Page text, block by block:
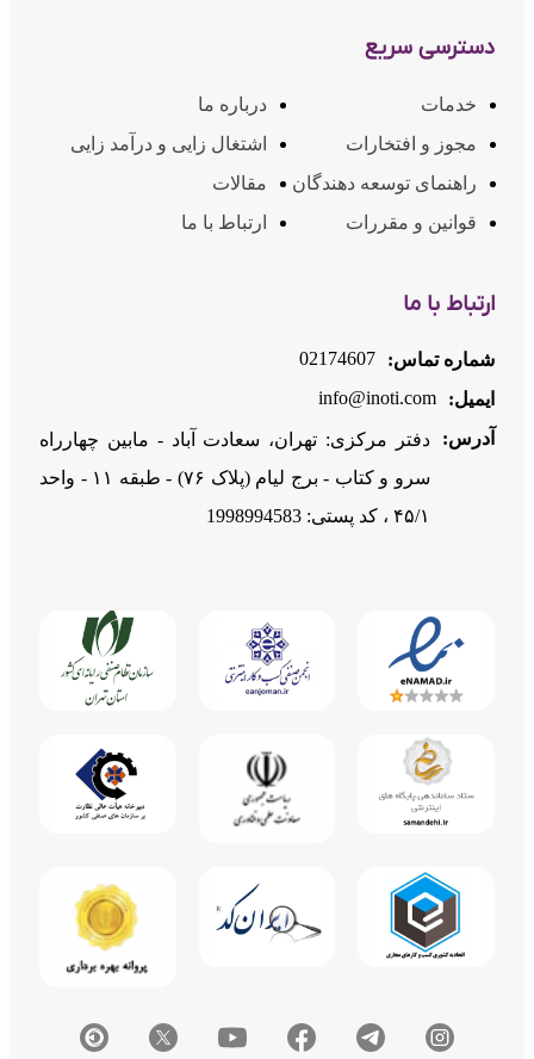
دسترسی سریع
خدمات
درباره ما
مجوز و افتخارات
اشتغال زایی و درآمد زایی
راهنمای توسعه دهندگان
مقالات
قوانین و مقررات
ارتباط با ما
ارتباط با ما
شماره تماس:
02174607
ایمیل:
info@inoti.com
آدرس:
دفتر مرکزی: تهران، سعادت آباد - مابین چهارراه
سرو و کتاب - برج لیام (پلاک ۷۶) - طبقه ۱۱ - واحد
۴۵/۱ ، کد پستی: 1998994583